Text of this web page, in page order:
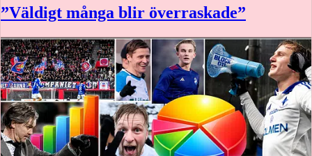
”Väldigt många blir överraskade”